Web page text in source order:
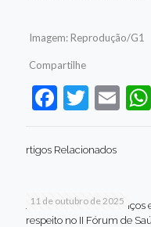
Imagem: Reprodução/G1
Compartilhe
rtigos Relacionados
11 de outubro de 2025
Jaboatão celebra
respeito no II Fórum de